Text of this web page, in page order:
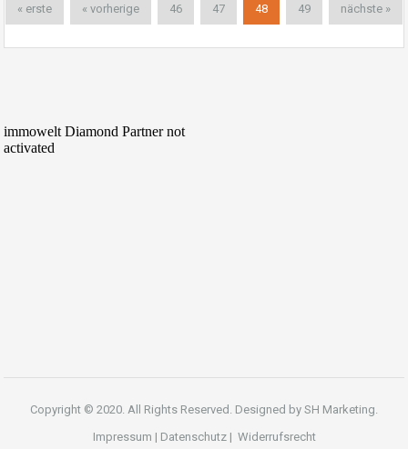
« erste « vorherige 46 47 48 49 nächste »
Copyright © 2020. All Rights Reserved. Designed by SH Marketing.
Impressum | Datenschutz| Widerrufsrecht